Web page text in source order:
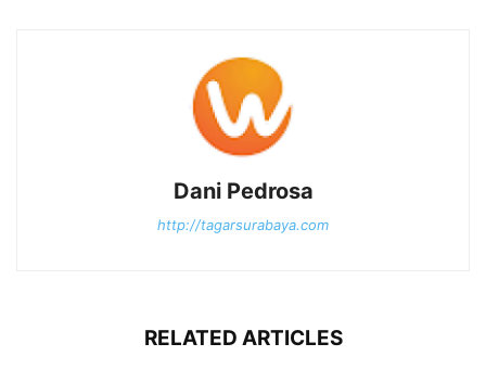
Dani Pedrosa
http://tagarsurabaya.com
RELATED ARTICLES